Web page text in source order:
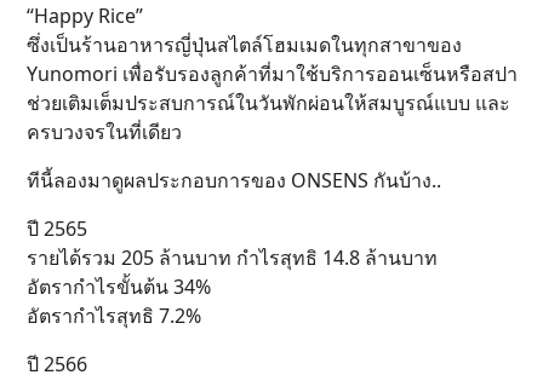
“Happy Rice”
ซึ่งเป็นร้านอาหารญี่ปุ่นสไตล์โฮมเมดในทุกสาขาของ
Yunomori เพื่อรับรองลูกค้าที่มาใช้บริการออนเซ็นหรือสปา
ช่วยเติมเต็มประสบการณ์ในวันพักผ่อนให้สมบูรณ์แบบ และ
ครบวงจรในที่เดียว
ทีนี้ลองมาดูผลประกอบการของ ONSENS กันบ้าง..
ปี 2565
รายได้รวม 205 ล้านบาท กำไรสุทธิ 14.8 ล้านบาท
อัตรากำไรขั้นต้น 34%
อัตรากำไรสุทธิ 7.2%
ปี 2566